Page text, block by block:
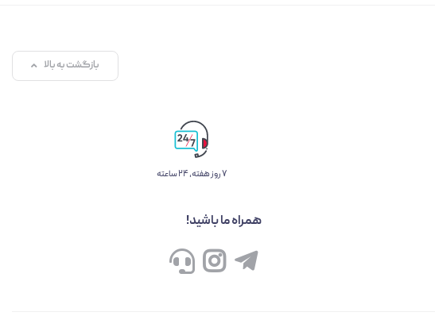
بازگشت به بالا
۷ روز ﻫﻔﺘﻪ، ۲۴ ﺳﺎﻋﺘﻪ
همراه ما باشید!